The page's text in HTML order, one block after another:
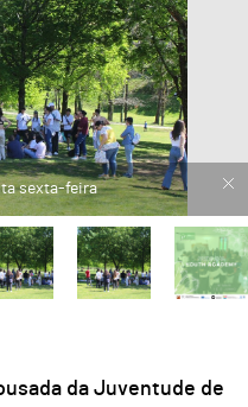
da Juventude de